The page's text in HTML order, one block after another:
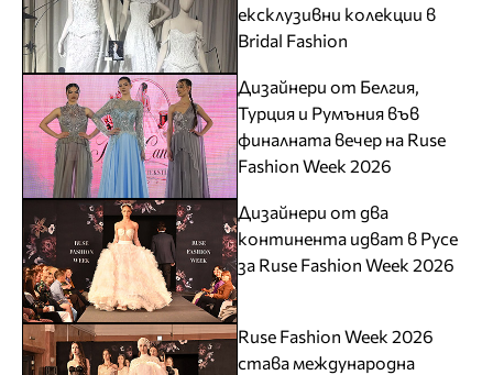
ексклузивни колекции в
Bridal Fashion
Дизайнери от Белгия,
Турция и Румъния във
финалната вечер на Ruse
Fashion Week 2026
Дизайнери от два
континента идват в Русе
за Ruse Fashion Week 2026
Ruse Fashion Week 2026
става международна